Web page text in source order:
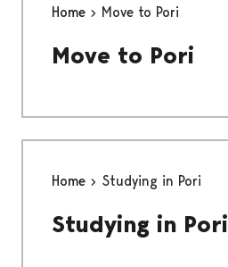
Home Move to Pori
Move to Pori
Home Studying in Pori
Studying in Pori